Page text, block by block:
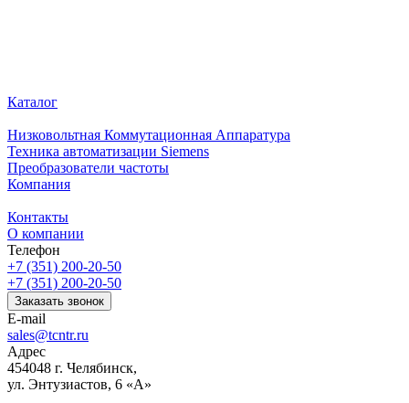
Каталог
Низковольтная Коммутационная Аппаратура
Техника автоматизации Siemens
Преобразователи частоты
Компания
Контакты
О компании
Телефон
+7 (351) 200-20-50
+7 (351) 200-20-50
Заказать звонок
E-mail
sales@tcntr.ru
Адрес
454048 г. Челябинск,
ул. Энтузиастов, 6 «А»